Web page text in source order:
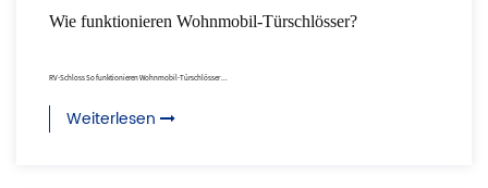
Wie funktionieren Wohnmobil-Türschlösser?
RV-Schloss So funktionieren Wohnmobil-Türschlösser ...
Weiterlesen